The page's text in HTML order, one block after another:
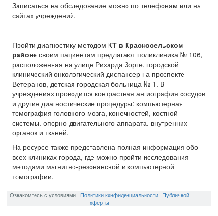
Записаться на обследование можно по телефонам или на
сайтах учреждений.
Пройти диагностику методом КТ в Красносельском
районе своим пациентам предлагают поликлиника № 106,
расположенная на улице Рихарда Зорге, городской
клинический онкологический диспансер на проспекте
Ветеранов, детская городская больница № 1. В
учреждениях проводится контрастная ангиография сосудов
и другие диагностические процедуры: компьютерная
томография головного мозга, конечностей, костной
системы, опорно-двигательного аппарата, внутренних
органов и тканей.
На ресурсе также представлена полная информация обо
всех клиниках города, где можно пройти исследования
методами магнитно-резонансной и компьютерной
томографии.
Ознакомтесь с условиями Политики конфиденциальности
Публичной
оферты